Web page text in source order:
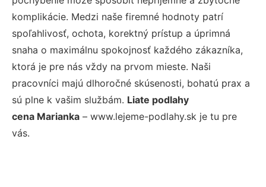
komplikácie. Medzi naše firemné hodnoty patrí
spoľahlivosť, ochota, korektný prístup a úprimná
snaha o maximálnu spokojnosť každého zákazníka,
ktorá je pre nás vždy na prvom mieste. Naši
pracovníci majú dlhoročné skúsenosti, bohatú prax a
sú plne k vašim službám. Liate podlahy
cena Marianka – www.lejeme-podlahy.sk je tu pre
vás.